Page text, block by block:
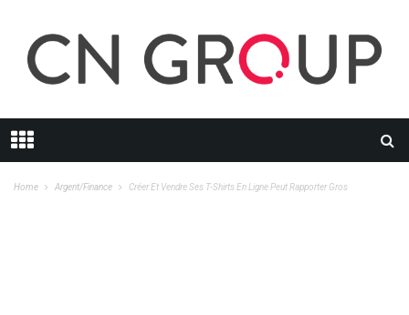
Home Argent/Finance Créer Et Vendre Ses T-Shirts En Ligne Peut Rapporter Gros